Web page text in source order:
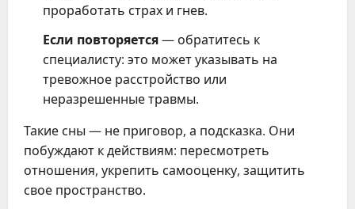
проработать страх и гнев.
Если повторяется— обратитесь к
специалисту: это может указывать на
тревожное расстройство или
неразрешенные травмы.
Такие сны — не приговор, а подсказка. Они
побуждают к действиям: пересмотреть
отношения, укрепить самооценку, защитить
свое пространство.